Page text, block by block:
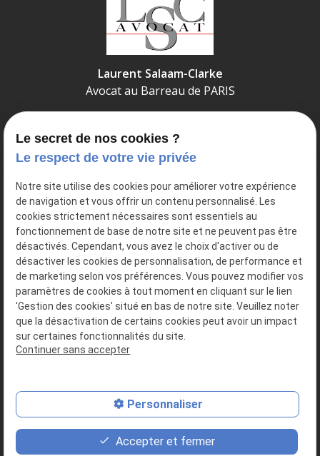
Laurent Salaam-Clarke
Avocat au Barreau de PARIS
place
3 Villa HORTENSE DURY-VASSELON
75020PARIS
phone 01 86 65 21 24
SIRET : 39124620400039
Mentions légales
Politique de confidentialité
Gestion des cookies
Le secret de nos cookies ?
Le respect de votre vie privée
Notre site utilise des cookies pour améliorer votre expérience
de navigation et vous offrir un contenu personnalisé. Les
cookies strictement nécessaires sont essentiels au
fonctionnement de base de notre site et ne peuvent pas être
désactivés. Cependant, vous avez le choix d'activer ou de
désactiver les cookies de personnalisation, de performance et
de marketing selon vos préférences. Vous pouvez modifier vos
paramètres de cookies à tout moment en cliquant sur le lien
'Gestion des cookies' situé en bas de notre site. Veuillez noter
que la désactivation de certains cookies peut avoir un impact
sur certaines fonctionnalités du site.
Continuer sans accepter
Personnaliser
Accepter et fermer